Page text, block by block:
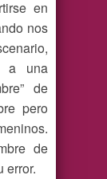
en
nos
a una
de
pero
de
error.